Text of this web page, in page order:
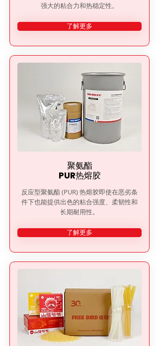
强大的粘合力和热稳定性。
了解更多
聚氨酯
PUR热熔胶
反应型聚氨酯 (PUR) 热熔胶即使在恶劣条
件下也能提供出色的粘合强度、柔韧性和
长期耐用性。
了解更多